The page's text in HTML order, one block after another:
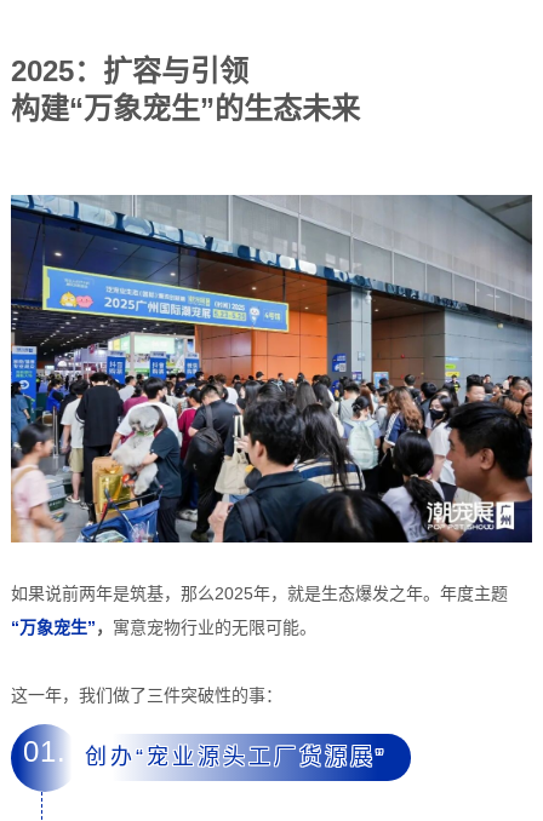
2025：扩容与引领
构建“万象宠生”的生态未来
如果说前两年是筑基，那么2025年，就是生态爆发之年。年度主题
“万象宠生”， 寓意宠物行业的无限可能。
这一年，我们做了三件突破性的事：
01. 创办“宠业源头工厂货源展”